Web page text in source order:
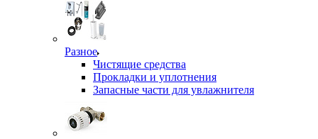
Разное
Чистящие средства
Прокладки и уплотнения
Запасные части для увлажнителя